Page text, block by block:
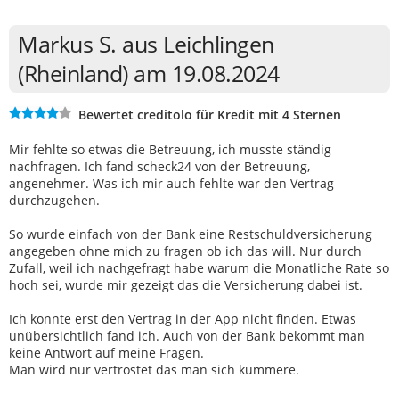
Markus S. aus Leichlingen
(Rheinland) am 19.08.2024
Bewertet creditolo für Kredit mit 4 Sternen
Mir fehlte so etwas die Betreuung, ich musste ständig
nachfragen. Ich fand scheck24 von der Betreuung,
angenehmer. Was ich mir auch fehlte war den Vertrag
durchzugehen.
So wurde einfach von der Bank eine Restschuldversicherung
angegeben ohne mich zu fragen ob ich das will. Nur durch
Zufall, weil ich nachgefragt habe warum die Monatliche Rate so
hoch sei, wurde mir gezeigt das die Versicherung dabei ist.
Ich konnte erst den Vertrag in der App nicht finden. Etwas
unübersichtlich fand ich. Auch von der Bank bekommt man
keine Antwort auf meine Fragen.
Man wird nur vertröstet das man sich kümmere.